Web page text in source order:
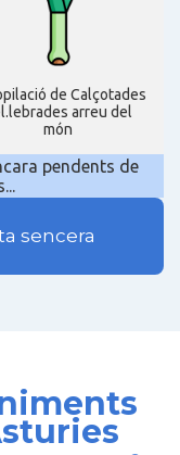
de Calçotades
arreu del
món
pendents de
sencera